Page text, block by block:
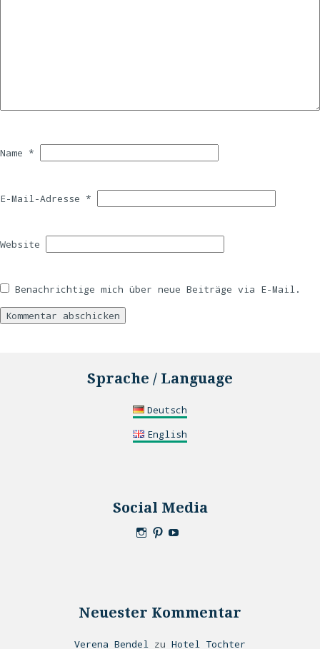
Name *
E-Mail-Adresse *
Website
Benachrichtige mich über neue Beiträge via E-Mail.
Sprache / Language
Deutsch
English
Social Media
Neuester Kommentar
Verena Bendel zu Hotel Tochter